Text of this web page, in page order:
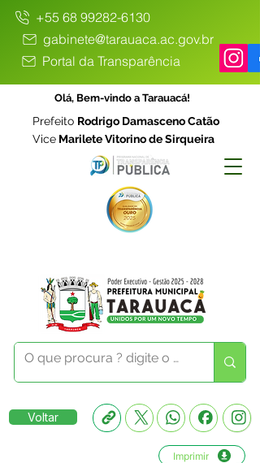
+55 68 99282-6130
gabinete@tarauaca.ac.gov.br
Portal da Transparência
Olá, Bem-vindo a Tarauacá!
Prefeito Rodrigo Damasceno Catão
Vice Marilete Vitorino de Sirqueira
Voltar
Imprimir